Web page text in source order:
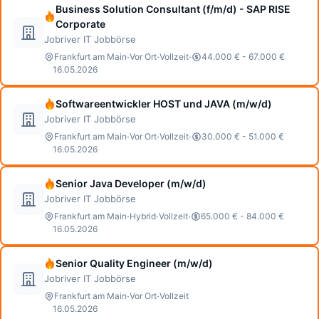
Business Solution Consultant (f/m/d) - SAP RISE
Corporate
Jobriver IT Jobbörse
Frankfurt am Main·Vor Ort·Vollzeit·
44.000 € - 67.000 €
16.05.2026
Softwareentwickler HOST und JAVA (m/w/d)
Jobriver IT Jobbörse
Frankfurt am Main·Vor Ort·Vollzeit·
30.000 € - 51.000 €
16.05.2026
Senior Java Developer (m/w/d)
Jobriver IT Jobbörse
Frankfurt am Main·Hybrid·Vollzeit·
65.000 € - 84.000 €
16.05.2026
Senior Quality Engineer (m/w/d)
Jobriver IT Jobbörse
Frankfurt am Main·Vor Ort·Vollzeit
16.05.2026